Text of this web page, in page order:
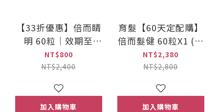
【33折優惠】倍而睛
明 60粒｜效期至
2026/11/04｜恕不接
受退貨
NT$800
NT$2,400
加入購物車
育髮【60天定配購】
倍而髮健 60粒X1 (乳
鐵蛋白機能保健品) 原
價2,800元
NT$2,380
NT$2,800
加入購物車